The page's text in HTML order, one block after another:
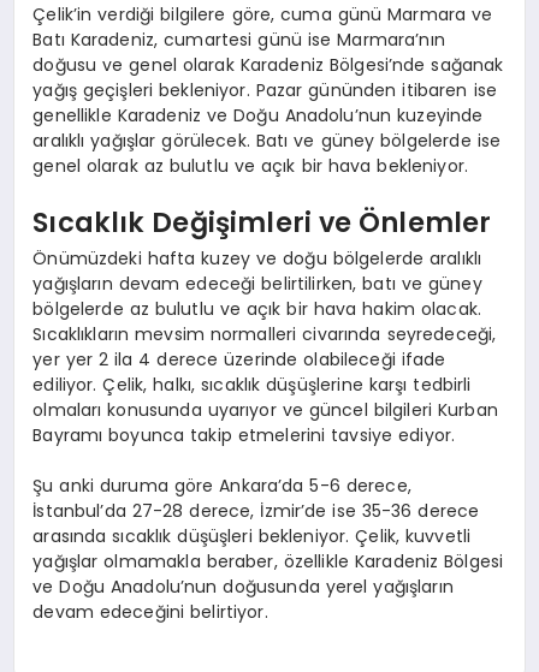
Çelik’in verdiği bilgilere göre, cuma günü Marmara ve
Batı Karadeniz, cumartesi günü ise Marmara’nın
doğusu ve genel olarak Karadeniz Bölgesi’nde sağanak
yağış geçişleri bekleniyor. Pazar gününden itibaren ise
genellikle Karadeniz ve Doğu Anadolu’nun kuzeyinde
aralıklı yağışlar görülecek. Batı ve güney bölgelerde ise
genel olarak az bulutlu ve açık bir hava bekleniyor.
Sıcaklık Değişimleri ve Önlemler
Önümüzdeki hafta kuzey ve doğu bölgelerde aralıklı
yağışların devam edeceği belirtilirken, batı ve güney
bölgelerde az bulutlu ve açık bir hava hakim olacak.
Sıcaklıkların mevsim normalleri civarında seyredeceği,
yer yer 2 ila 4 derece üzerinde olabileceği ifade
ediliyor. Çelik, halkı, sıcaklık düşüşlerine karşı tedbirli
olmaları konusunda uyarıyor ve güncel bilgileri Kurban
Bayramı boyunca takip etmelerini tavsiye ediyor.
Şu anki duruma göre Ankara’da 5-6 derece,
İstanbul’da 27-28 derece, İzmir’de ise 35-36 derece
arasında sıcaklık düşüşleri bekleniyor. Çelik, kuvvetli
yağışlar olmamakla beraber, özellikle Karadeniz Bölgesi
ve Doğu Anadolu’nun doğusunda yerel yağışların
devam edeceğini belirtiyor.